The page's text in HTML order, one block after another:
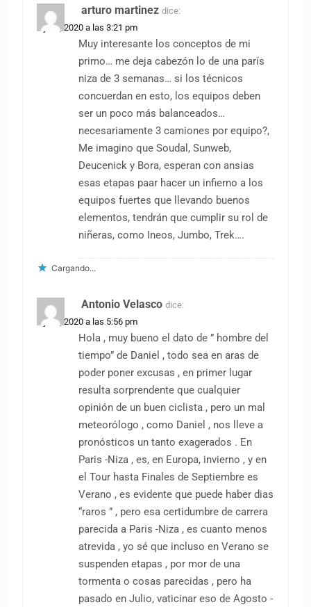
arturo martinez dice:
7 julio, 2020 a las 3:21 pm
Muy interesante los conceptos de mi
primo… me deja cabezón lo de una parís
niza de 3 semanas… si los técnicos
concuerdan en esto, los equipos deben
ser un poco más balanceados…
necesariamente 3 camiones por equipo?,
Me imagino que Soudal, Sunweb,
Deucenick y Bora, esperan con ansias
esas etapas paar hacer un infierno a los
equipos fuertes que llevando buenos
elementos, tendrán que cumplir su rol de
niñeras, como Ineos, Jumbo, Trek….
Cargando...
Antonio Velasco dice:
7 julio, 2020 a las 5:56 pm
Hola , muy bueno el dato de ” hombre del
tiempo” de Daniel , todo sea en aras de
poder poner excusas , en primer lugar
resulta sorprendente que cualquier
opinión de un buen ciclista , pero un mal
meteorólogo , como Daniel , nos lleve a
pronósticos un tanto exagerados . En
Paris -Niza , es, en Europa, invierno , y en
el Tour hasta Finales de Septiembre es
Verano , es evidente que puede haber dias
“raros ” , pero esa certidumbre de carrera
parecida a Paris -Niza , es cuanto menos
atrevida , yo sé que incluso en Verano se
suspenden etapas , por mor de una
tormenta o cosas parecidas , pero ha
pasado en Julio, vaticinar eso de Agosto -